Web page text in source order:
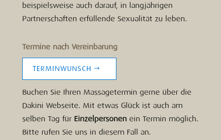
beispielsweise auch darauf, in langjährigen
Partnerschaften erfüllende Sexualität zu leben.
Termine nach Vereinbarung
TERMINWUNSCH
Buchen Sie Ihren Massagetermin gerne über die
Dakini Webseite. Mit etwas Glück ist auch am
selben Tag für Einzelpersonenein Termin möglich.
Bitte rufen Sie uns in diesem Fall an.